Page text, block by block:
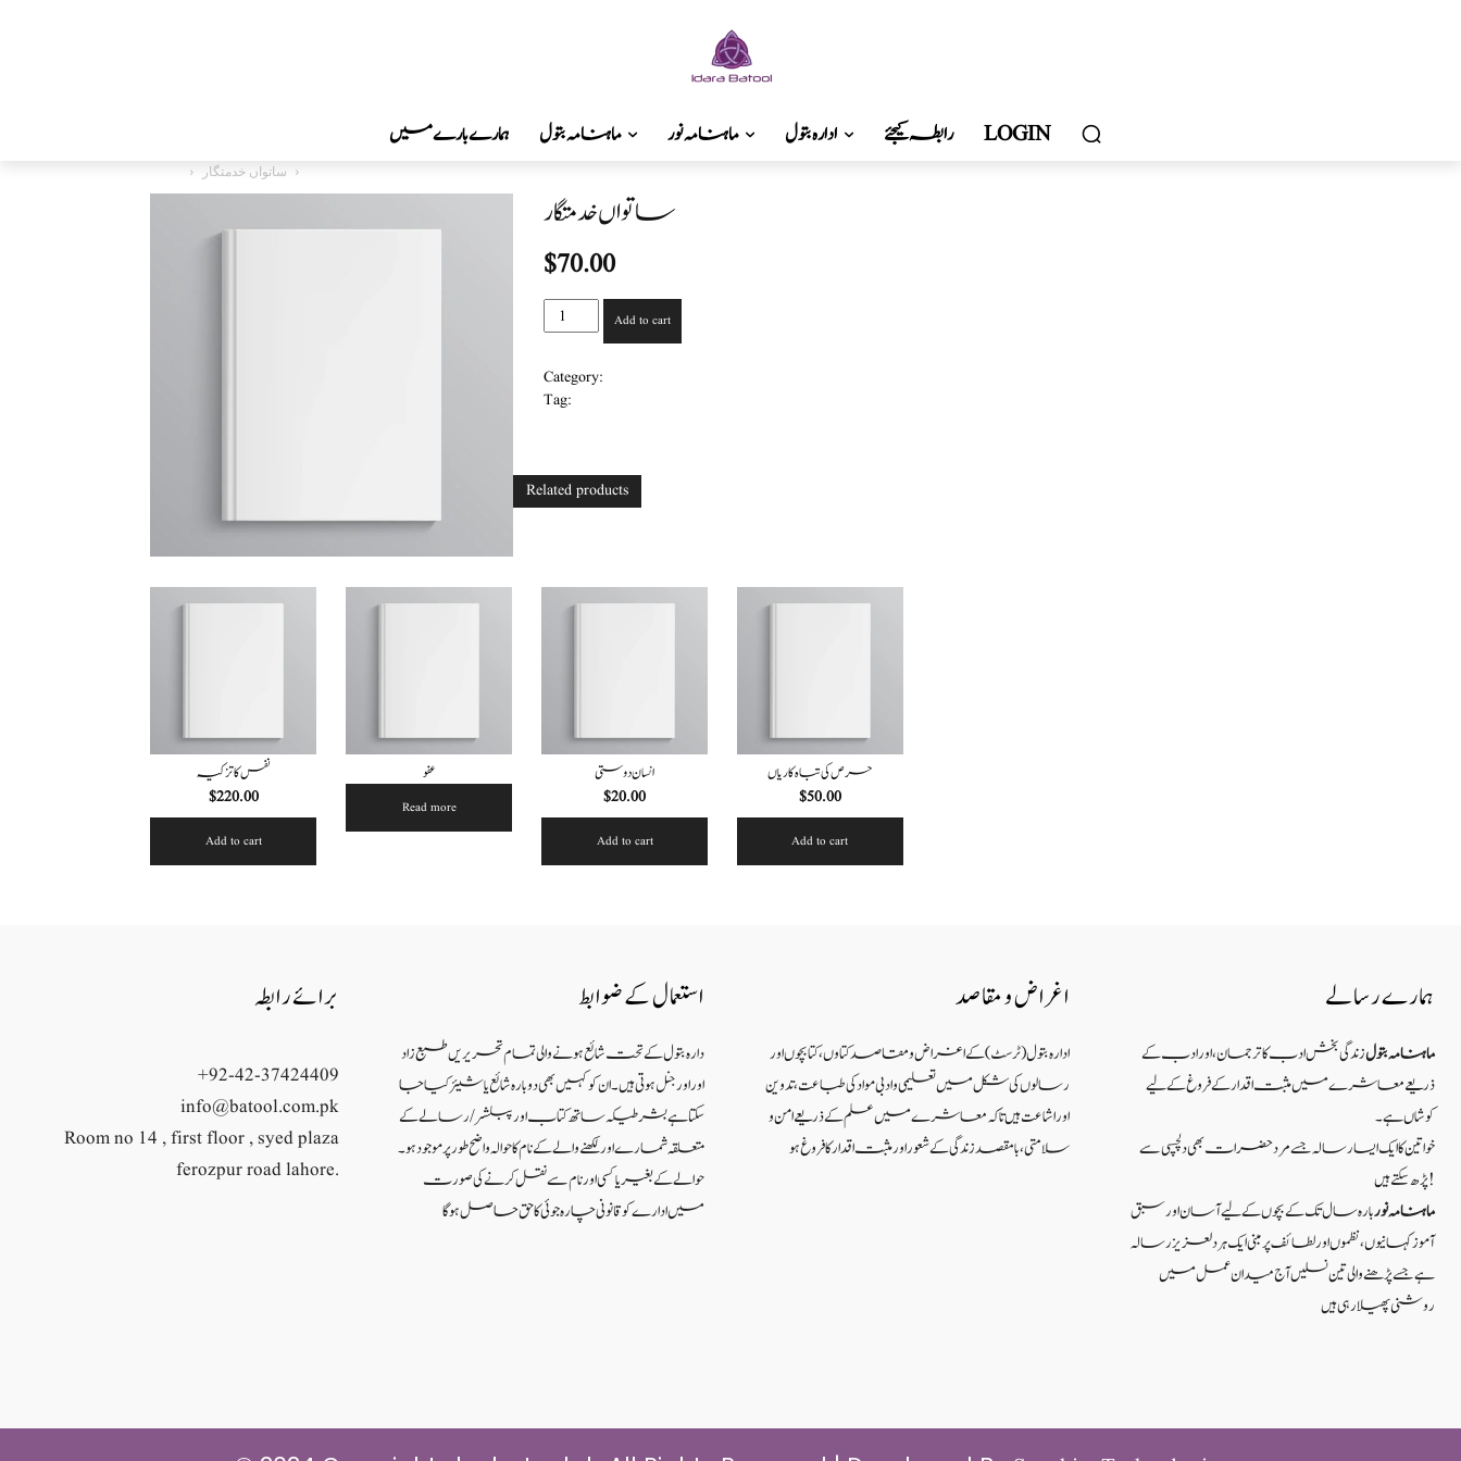
ہمارے بارے میں ماہنامہ بتول ماہنامہ نور ادارہ بتول رابطہ کیجئے LOGIN
ساتواں خدمتگار
ساتواں خدمتگار
$70.00
ساتواں
خدمتگار
Add to cart
Category:
Tag:
Related products
نفس کا تزکیہ
$220.00
Add to cart
عفو
Read more
انسان دوستی
$20.00
Add to cart
حرص کی تباہ کاریاں
$50.00
Add to cart
برائے رابطہ
+92-42-37424409
info@batool.com.pk
Room no 14 , first floor , syed plaza
ferozpur road lahore.
استعمال کے ضوابط
دارہ بتول کے تحت شائع ہونے والی تمام تحریریں طبع زاد
اور اورجنل ہوتی ہیں۔ ان کو کہیں بھی دوبارہ شائع یا شیئر کیا جا
سکتا ہے بشرطیکہ ساتھ کتاب اور پبلشر/ رسالے کے
متعلقہ شمارے اور لکھنے والے کے نام کا حوالہ واضح طور پر موجود ہو۔
حوالے کے بغیر یا کسی اور نام سے نقل کرنے کی صورت
میں ادارے کو قانونی چارہ جوئی کا حق حاصل ہو گا
اغراض و مقاصد
ادارہ بتول (ٹرسٹ) کے اغراض و مقاصد کتاوں ، کتابچوں اور
رسالوں کی شکل میں تعلیمی و ادبی مواد کی طباعت، تدوین
اور اشاعت ہیں تاکہ معاشرے میں علم کے ذریعےامن و
سلامتی ، بامقصد زندگی کے شعوراورمثبت اقدار کا فروغ ہو
ہمارے رسالے
ماہنامہ بتولزندگی بخش ادب کا ترجمان، اور ادب کے
ذریعے معاشرے میں مثبت اقدار کے فروغ کے لیے
کوشاں ہے۔
خواتین کا ایک ایسا رسالہ جسے مرد حضرات بھی دلچسپی سے
پڑھ سکتے ہیں!
ماہنامہ نوربارہ سال تک کے بچوں کے لیے آسان اور سبق
آموزکہانیوں ،نظموں اور لطائف پر مبنی ایک ہر دلعزیز رسالہ
ہے جسے پڑھنے والی تین نسلیں آج میدان عمل میں
روشنی پھیلا رہی ہیں